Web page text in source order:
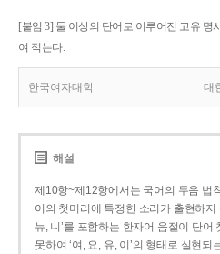
[붙임 3] 둘 이상의 단어로 이루어진 고유 명
여 적는다.
한국여자대학 대
해설
제10항~제12항에서는 국어의 두음 법
어의 첫머리에 특정한 소리가 출현하지
뉴, 니’를 포함하는 한자어 음절이 단어
못하여 ‘여, 요, 유, 이’의 형태로 실현